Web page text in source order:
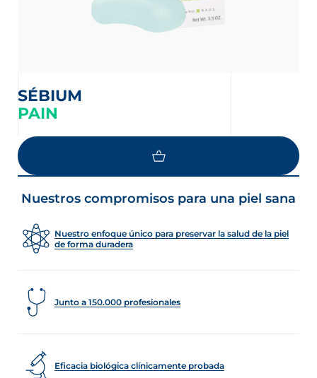
SÉBIUM
PAIN
LOAD MORE
Nuestros compromisos para una piel sana
Nuestro enfoque único para preservar la salud de la piel
de forma duradera
Junto a 150.000 profesionales
Eficacia biológica clínicamente probada